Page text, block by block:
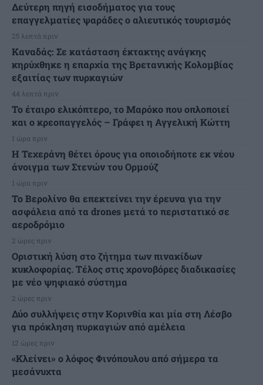
Δεύτερη πηγή εισοδήματος για τους
επαγγελματίες ψαράδες ο αλιευτικός τουρισμός
25 λεπτά πριν
Καναδάς: Σε κατάσταση έκτακτης ανάγκης
κηρύχθηκε η επαρχία της Βρετανικής Κολομβίας
εξαιτίας των πυρκαγιών
44 λεπτά πριν
Το έταιρο ελικόπτερο, το Μαρόκο που οπλοποιεί
και ο κρεοπαγγελός – Γράφει η Αγγελική Κώττη
1 ώρα πριν
Η Τεχεράνη θέτει όρους για οποιοδήποτε εκ νέου
άνοιγμα των Στενών του Ορμούζ
1 ώρα πριν
Το Βερολίνο θα επεκτείνει την έρευνα για την
ασφάλεια από τα drones μετά το περιστατικό σε
αεροδρόμιο
2 ώρες πριν
Οριστική λύση στο ζήτημα των πινακίδων
κυκλοφορίας. Τέλος στις χρονοβόρες διαδικασίες
με νέο ψηφιακό σύστημα
2 ώρες πριν
Δύο συλλήψεις στην Κορινθία και μία στη Λέσβο
για πρόκληση πυρκαγιών από αμέλεια
12 ώρες πριν
«Κλείνει» ο λόφος Φινόπουλου από σήμερα τα
μεσάνυχτα